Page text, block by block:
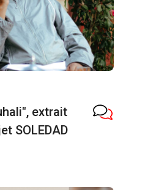
extrait
SOLEDAD